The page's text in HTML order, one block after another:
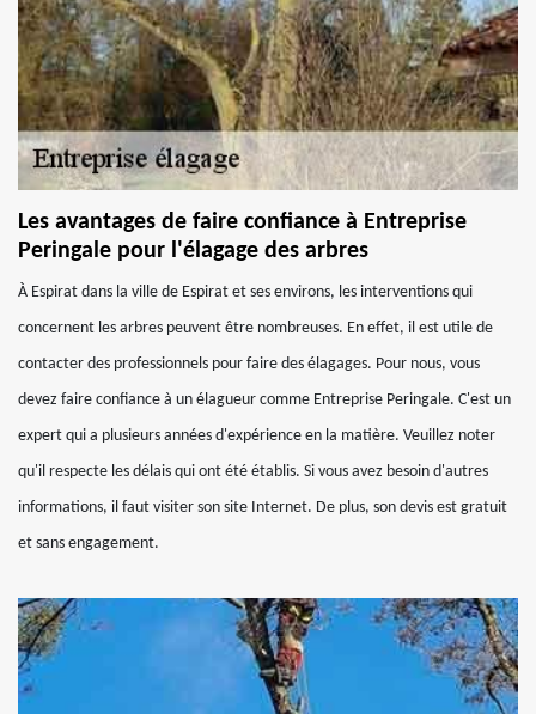
Les avantages de faire confiance à Entreprise
Peringale pour l'élagage des arbres
À Espirat dans la ville de Espirat et ses environs, les interventions qui
concernent les arbres peuvent être nombreuses. En effet, il est utile de
contacter des professionnels pour faire des élagages. Pour nous, vous
devez faire confiance à un élagueur comme Entreprise Peringale. C'est un
expert qui a plusieurs années d'expérience en la matière. Veuillez noter
qu'il respecte les délais qui ont été établis. Si vous avez besoin d'autres
informations, il faut visiter son site Internet. De plus, son devis est gratuit
et sans engagement.